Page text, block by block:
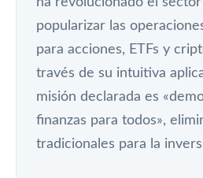
popularizar las
para acciones, ETFs y
través de su intuitiva
misión declarada es
finanzas para todos»,
tradicionales para la